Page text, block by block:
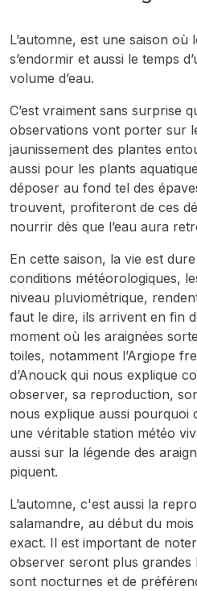
L’automne, est une saison où
s’endormir et aussi le temps
volume d’eau.
C’est vraiment sans surprise
observations vont porter sur
jaunissement des plantes
aussi pour les plants
déposer au fond tel des
trouvent, profiteront de ces
nourrir dès que l’eau aura
En cette saison, la vie est
conditions météorologiques,
niveau pluviométrique,
faut le dire, ils arrivent en fin
moment où les araignées
toiles, notamment l’Argiope
d’Anouck qui nous explique
observer, sa reproduction,
nous explique aussi pourquoi
une véritable station météo
aussi sur la légende des
piquent.
L’automne, c'est aussi la
salamandre, au début du
exact. Il est important de
observer seront plus grandes
sont nocturnes et de